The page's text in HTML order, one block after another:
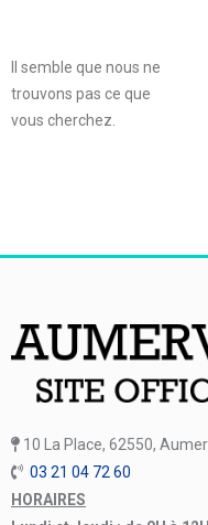
Il semble que nous ne
trouvons pas ce que
vous cherchez.
10 La Place, 62550,
03 21 04 72 60
HORAIRES